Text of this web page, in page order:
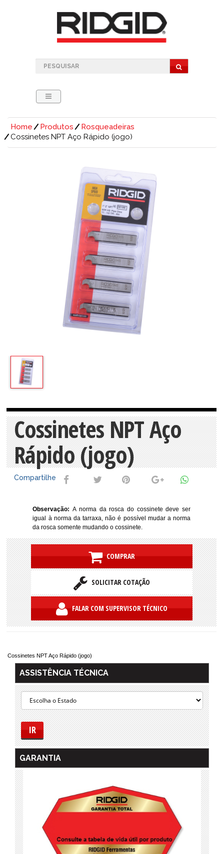
Home Produtos
Rosqueadeiras
Cossinetes NPT Aço Rápido (jogo)
Cossinetes NPT Aço
Rápido (jogo)
Compartilhe
Observação:A norma da rosca do cossinete deve ser
igual à norma da tarraxa, não é possível mudar a norma
da rosca somente mudando o cossinete.
COMPRAR
SOLICITAR COTAÇÃO
FALAR COM SUPERVISOR TÉCNICO
Cossinetes NPT Aço Rápido (jogo)
ASSISTÊNCIA TÉCNICA
IR
GARANTIA